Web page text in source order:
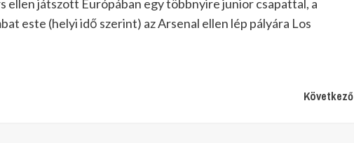
ellen játszott Európában egy többnyire junior csapattal, a
este (helyi idő szerint) az Arsenal ellen lép pályára Los
Következő